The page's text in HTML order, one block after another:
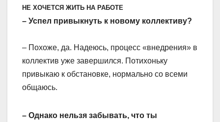
НЕ ХОЧЕТСЯ ЖИТЬ НА РАБОТЕ
– Успел привыкнуть к новому коллективу?
– Похоже, да. Надеюсь, процесс «внедрения» в
коллектив уже завершился. Потихоньку
привыкаю к обстановке, нормально со всеми
общаюсь.
– Однако нельзя забывать, что ты